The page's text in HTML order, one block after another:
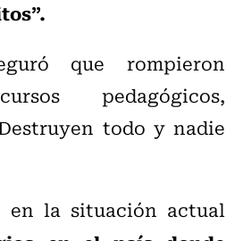
que rompieron
pedagógicos,
todo y nadie
en la situación actual